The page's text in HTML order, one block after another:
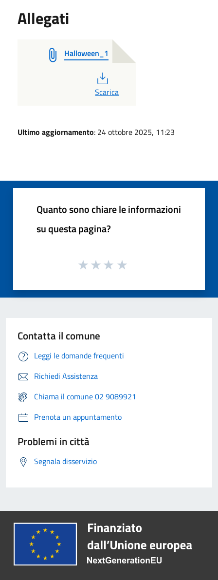
Allegati
Halloween_1
PDF
Scarica
Ultimo aggiornamento: 24 ottobre 2025, 11:23
Quanto sono chiare le informazioni
su questa pagina?
Contatta il comune
Leggi le domande frequenti
Richiedi Assistenza
Chiama il comune 02 9089921
Prenota un appuntamento
Problemi in città
Segnala disservizio